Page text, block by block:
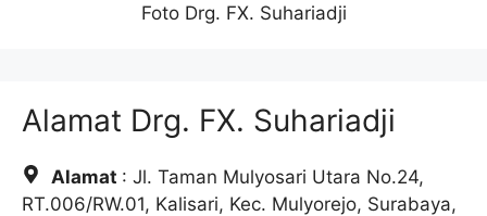
Foto Drg. FX. Suhariadji
Alamat Drg. FX. Suhariadji
Alamat : Jl. Taman Mulyosari Utara No.24,
RT.006/RW.01, Kalisari, Kec. Mulyorejo, Surabaya,